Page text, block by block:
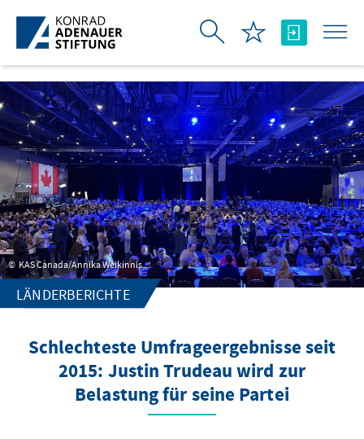
Zum Hauptinhalt springen
KAS Canada/Annika Weikinnis
LÄNDERBERICHTE
Schlechteste Umfrageergebnisse seit
2015: Justin Trudeau wird zur
Belastung für seine Partei